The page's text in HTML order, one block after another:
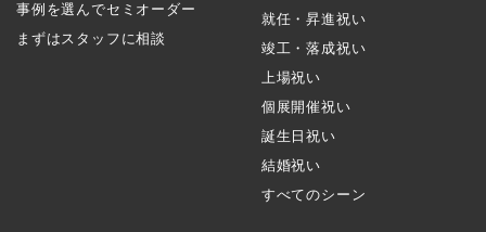
事例を選んでセミオーダー
まずはスタッフに相談
就任・昇進祝い
竣工・落成祝い
上場祝い
個展開催祝い
誕生日祝い
結婚祝い
すべてのシーン